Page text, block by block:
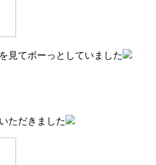
見てボーっとしていました
ただきました